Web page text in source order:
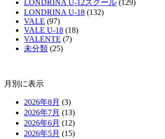
LONDRINA U-12スクール (129)
LONDRINA U-18 (132)
VALE (97)
VALE U-18 (18)
VALENTE (7)
未分類 (25)
月別に表示
2026年8月 (3)
2026年7月 (13)
2026年6月 (12)
2026年5月 (15)